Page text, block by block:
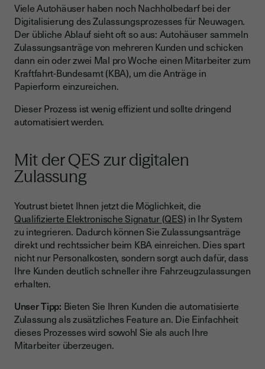
Vorteile für Autohäuser: Automatisierung und
Schnittstellenintegration
Warum die Digitalisierung der Fahrzeugzulassung wichtig ist
Zukunftsweisende Digitalisierung für Autohäuser
Erweiterung der Kundenbindung durch digitale Services
Reduktion von Fehlerquellen
Umweltfreundlicher Ansatz
Flexibilität bei verschiedenen Szenarien
vereinfachen
Integration zusätzlicher Features
Reaktionsfähigkeit bei zukünftigen Änderungen
Skalierbarkeit für große Fahrzeugmengen
Zukunftsausblick: Digitalisierung und Automatisierung der
Kfz-Zulassung
Vollständige Automatisierung des Zulassungsprozesses
Integration in bestehende Ökosysteme
Viele Autohäuser haben noch Nachholbedarf bei der
Digitalisierung des Zulassungsprozesses für Neuwagen.
Der übliche Ablauf sieht oft so aus: Autohäuser sammeln
Zulassungsanträge von mehreren Kunden und schicken
dann ein oder zwei Mal pro Woche einen Mitarbeiter zum
Kraftfahrt-Bundesamt (KBA), um die Anträge in
Papierform einzureichen.
Dieser Prozess ist wenig effizient und sollte dringend
automatisiert werden.
Mit der QES zur digitalen
Zulassung
Youtrust bietet Ihnen jetzt die Möglichkeit, die
Qualifizierte Elektronische Signatur (QES) in Ihr System
zu integrieren. Dadurch können Sie Zulassungsanträge
direkt und rechtssicher beim KBA einreichen. Dies spart
nicht nur Personalkosten, sondern sorgt auch dafür, dass
Ihre Kunden deutlich schneller ihre Fahrzeugzulassungen
erhalten.
Unser Tipp: Bieten Sie Ihren Kunden die automatisierte
Zulassung als zusätzliches Feature an. Die Einfachheit
dieses Prozesses wird sowohl Sie als auch Ihre
Mitarbeiter überzeugen.